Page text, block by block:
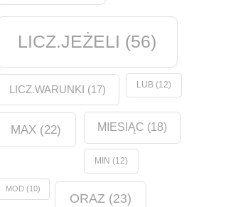
LICZ.JEŻELI (56)
LICZ.WARUNKI (17) LUB(12)
MAX (22) MIESIĄC (18)
MIN (12)
MOD(10)
ORAZ (23)